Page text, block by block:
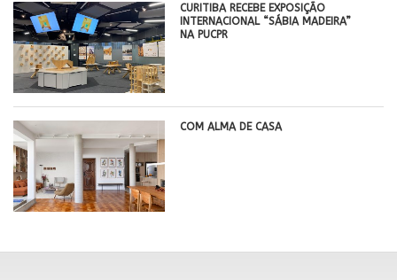
CURITIBA RECEBE EXPOSIÇÃO
INTERNACIONAL “SÁBIA MADEIRA”
NA PUCPR
COM ALMA DE CASA